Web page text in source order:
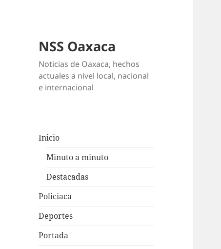
NSS Oaxaca
Noticias de Oaxaca, hechos
actuales a nivel local, nacional
e internacional
Inicio
Minuto a minuto
Destacadas
Policiaca
Deportes
Portada